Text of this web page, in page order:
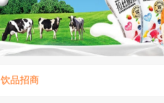
饮品招商